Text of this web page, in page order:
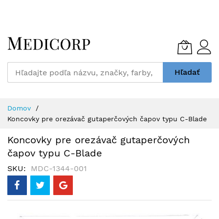
to
Content
Hľadať
Domov
Koncovky pre orezávač gutaperčových čapov typu C-Blade
Koncovky pre orezávač gutaperčových
čapov typu C-Blade
SKU MDC-1344-001
Preskočiť